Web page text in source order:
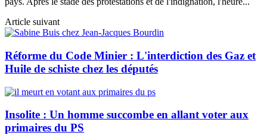
Article suivant
Réforme du Code Minier : L'interdiction des Gaz et
Huile de schiste chez les députés
Insolite : Un homme succombe en allant voter aux
primaires du PS